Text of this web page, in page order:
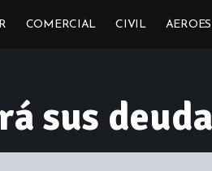
COMERCIAL CIVIL
sus